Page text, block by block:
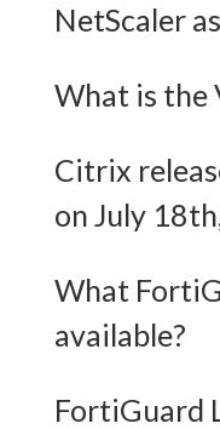
NetScaler
What is the
Citrix
on July
What
available?
FortiGuard